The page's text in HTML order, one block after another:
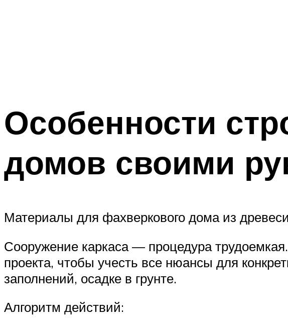
Особенности
домов своими
Материалы для фахверкового дома из
Сооружение каркаса — процедура
проекта, чтобы учесть все нюансы для
заполнений, осадке в грунте.
Алгоритм действий: